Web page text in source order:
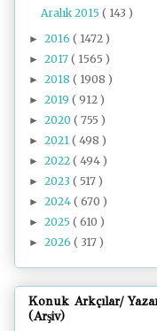
Aralık 2015( 143 )
► 2016 ( 1472 )
► 2017 ( 1565 )
► 2018 ( 1908 )
► 2019 ( 912 )
► 2020 ( 755 )
► 2021 ( 498 )
► 2022 ( 494 )
► 2023 ( 517 )
► 2024 ( 670 )
► 2025 ( 610 )
► 2026 ( 317 )
Konuk Arkçılar/
(Arşiv)